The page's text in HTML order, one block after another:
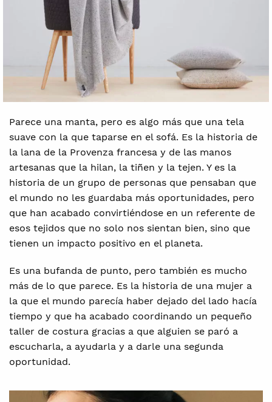
Parece una manta, pero es algo más que una tela
suave con la que taparse en el sofá. Es la historia de
la lana de la Provenza francesa y de las manos
artesanas que la hilan, la tiñen y la tejen. Y es la
historia de un grupo de personas que pensaban que
el mundo no les guardaba más oportunidades, pero
que han acabado convirtiéndose en un referente de
esos tejidos que no solo nos sientan bien, sino que
tienen un impacto positivo en el planeta.
Es una bufanda de punto, pero también es mucho
más de lo que parece. Es la historia de una mujer a
la que el mundo parecía haber dejado del lado hacía
tiempo y que ha acabado coordinando un pequeño
taller de costura gracias a que alguien se paró a
escucharla, a ayudarla y a darle una segunda
oportunidad.